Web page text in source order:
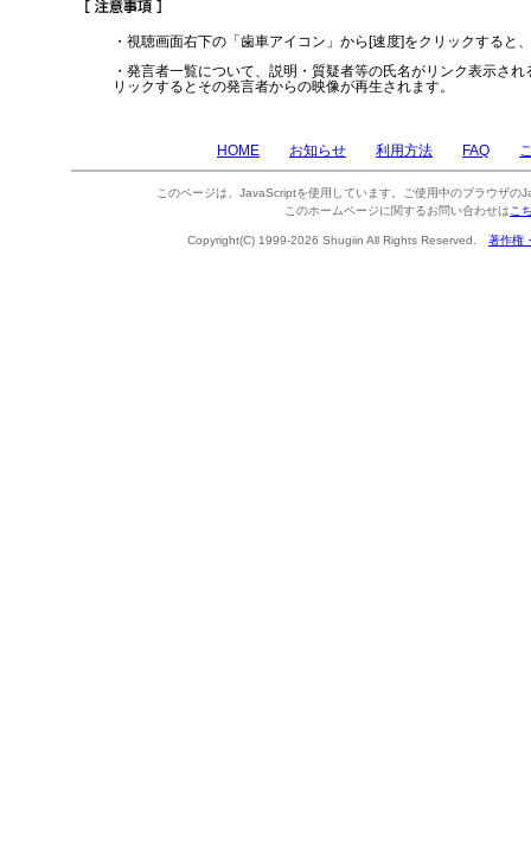
・視聴画面右下の「歯車アイコン」から[速度]をクリックすると
・発言者一覧について、説明・質疑者等の氏名がリンク表示さ
リックするとその発言者からの映像が再生されます。
HOME お知らせ 利用方法 FAQ
このページは、JavaScriptを使用しています。ご使用中のブラウザの
このホームページに関するお問い合わせは こ
Copyright(C) 1999-2026 Shugiin All Rights Reserved. 著作権